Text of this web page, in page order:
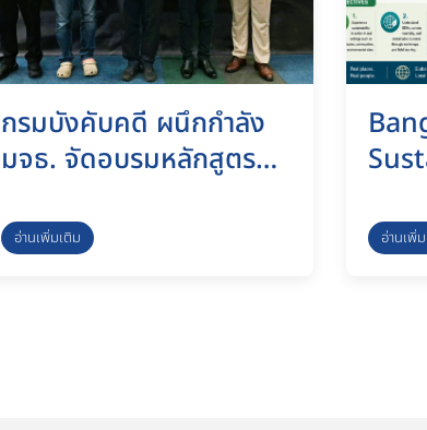
กรมบังคับคดี ผนึกกำลัง
มจธ. จัดอบรมหลักสูตร
นิติกรมืออาชีพ มุ่งยกระดับ
ประสิทธิภาพการทำงาน
อ่านเพิ่มเติม อ่านเพิ่